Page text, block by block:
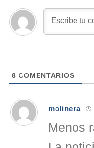
8 COMENTARIOS
molinera
Menos